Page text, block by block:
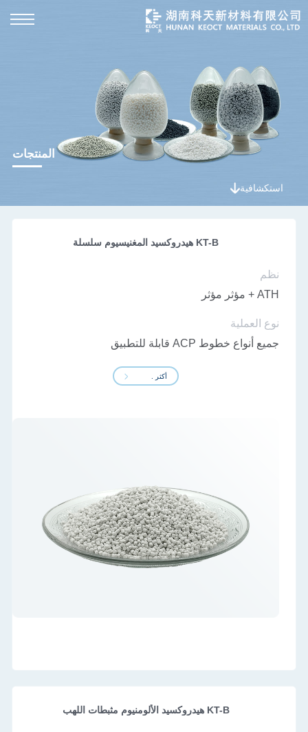
المنتجات
استكشافية
KT-B هيدروكسيد المغنيسيوم سلسلة
نظم
ATH + مؤثر مؤثر
نوع العملية
جميع أنواع خطوط ACP قابلة للتطبيق
أكثر .
KT-B هيدروكسيد الألومنيوم مثبطات اللهب